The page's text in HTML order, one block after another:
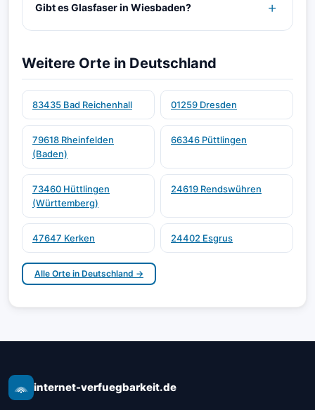
Gibt es Glasfaser in Wiesbaden?
Weitere Orte in Deutschland
83435 Bad Reichenhall 01259 Dresden
79618 Rheinfelden
(Baden)
66346 Püttlingen
73460 Hüttlingen
(Württemberg)
24619 Rendswühren
47647 Kerken 24402 Esgrus
Alle Orte in Deutschland →
internet-verfuegbarkeit.de